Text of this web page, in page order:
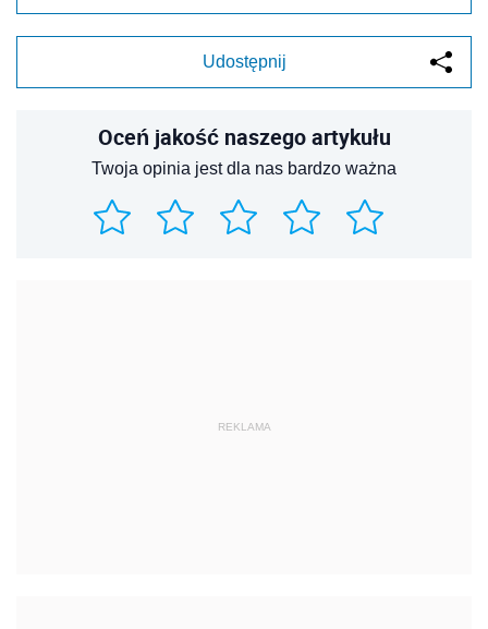
Udostępnij
Oceń jakość naszego artykułu
Twoja opinia jest dla nas bardzo ważna
REKLAMA